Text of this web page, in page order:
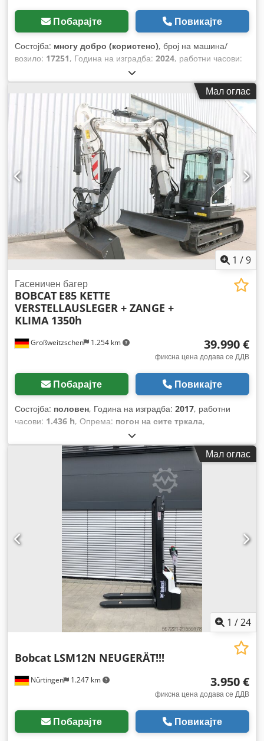
Побарајте Повикајте
Состојба: многу добро (користено), број на машина/
возило: 17251, Година на изградба: 2024, работни часови:
2.000 кг
4.730 мм, слободно подигање:1.470 мм, центар на
, тип на гориво:дизел
, тип на јарбол:
, градежна височина:2.190 мм, должина на
1.050 мм, големина на предната гума:
7.00-15
, димензија на задна гума:6.50-10, вкупна тежина:
Мал оглас
1 /9
Großweitzschen 1.254 km
Гасеничен багер
BOBCAT E85 KETTE
VERSTELLAUSLEGER + ZANGE +
KLIMA 1350h
39.990 €
фиксна цена додава се ДДВ
Побарајте Повикајте
Состојба: половен, Година на изградба: 2017, работни
часови: 1.436 h, Опрема: погон на сите тркала,
Мал оглас
1 /24
Nürtingen 1.247 km
Bobcat LSM12N NEUGERÄT!!!
3.950 €
фиксна цена додава се ДДВ
Побарајте Повикајте